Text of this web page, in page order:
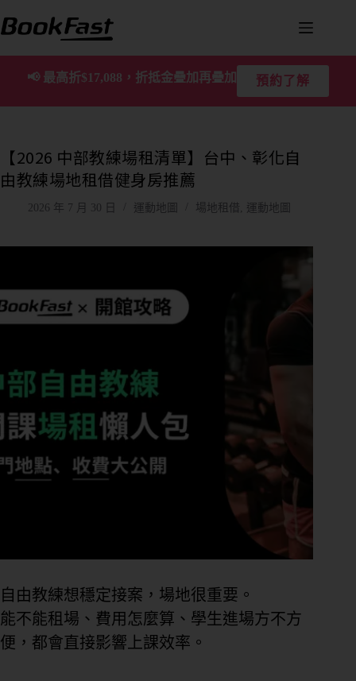
📢 最高折$17,088，折抵金疊加再疊加 預約了解
【2026 中部教練場租清單】台中、彰化自
由教練場地租借健身房推薦
2026 年 7 月 30 日 運動地圖 場地租借, 運動地圖
自由教練想穩定接案，場地很重要。
能不能租場、費用怎麼算、學生進場方不方
便，都會直接影響上課效率。